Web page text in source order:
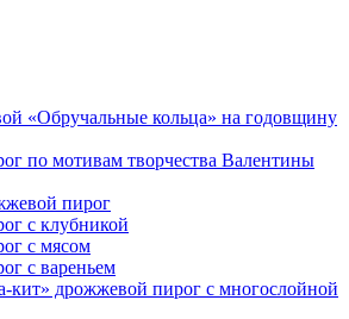
«Обручальные кольца» на годовщину
по мотивам творчества Валентины
пирог
с клубникой
с мясом
с вареньем
кит» дрожжевой пирог с многослойной